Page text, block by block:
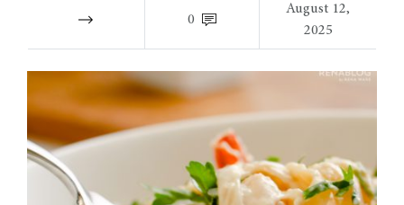
0
August 12,
2025